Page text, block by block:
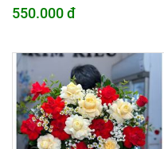
550.000 đ